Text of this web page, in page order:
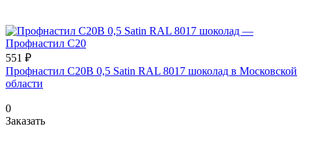
551 ₽
Профнастил С20В 0,5 Satin RAL 8017 шоколад в Московской
области
0
Заказать